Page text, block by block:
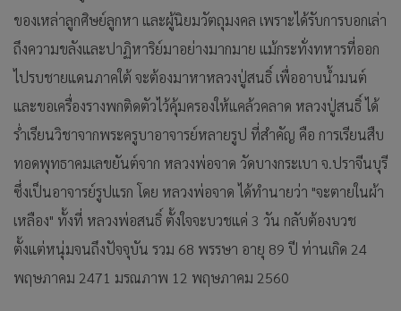
ของเหล่าลูกศิษย์ลูกหา และผู้นิยมวัตถุมงคล เพราะได้รับการบอกเล่า
ถึงความขลังและปาฏิหาริย์มาอย่างมากมาย แม้กระทั่งทหารที่ออก
ไปรบชายแดนภาคใต้ จะต้องมาหาหลวงปู่สนธิ์ เพื่ออาบน้ำมนต์
และขอเครื่องรางพกติดตัวไว้คุ้มครองให้แคล้วคลาด หลวงปู่สนธิ์ ได้
ร่ำเรียนวิชาจากพระครูบาอาจารย์หลายรูป ที่สำคัญ คือ การเรียนสืบ
ทอดพุทธาคมเลขยันต์จาก หลวงพ่อจาด วัดบางกระเบา จ.ปราจีนบุรี
ซึ่งเป็นอาจารย์รูปแรก โดย หลวงพ่อจาด ได้ทำนายว่า "จะตายในผ้า
เหลือง" ทั้งที่ หลวงพ่อสนธิ์ ตั้งใจจะบวชแค่ 3 วัน กลับต้องบวช
ตั้งแต่หนุ่มจนถึงปัจจุบัน รวม 68 พรรษา อายุ 89 ปี ท่านเกิด 24
พฤษภาคม 2471 มรณภาพ 12 พฤษภาคม 2560